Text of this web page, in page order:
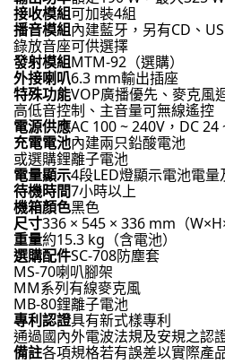
接收模組可加裝4組
播音模組內建藍牙，另有CD、
錄放音座可供選擇
發射模組MTM-92（選購）
外接喇叭6.3 mm輸出插座
特殊功能VOP廣播優先、麥克風
高低音控制、主音量可無線遙控
電源供應AC 100 ~ 240V，DC 24
充電電池內建兩只鉛酸電池
或選購鋰離子電池
電量顯示4段LED燈顯示電池電
待機時間7小時以上
機箱顏色黑色
尺寸336 × 545 × 336 mm（
重量約15.3 kg（含電池）
選購配件SC-708防塵套
MS-70喇叭腳架
MM系列有線麥克風
MB-80鋰離子電池
專利認證具有新式樣專利
通過國內外電波法規及安規之認
備註各項規格若有誤差以實際產